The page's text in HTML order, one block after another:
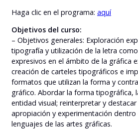
Haga clic en el programa: aquí
Objetivos del curso:
– Objetivos generales: Exploración
tipografía y utilización de la letra
expresivos en el ámbito de la gráfica
creación de carteles tipográficos e
formatos que utilizan la forma y
gráfico. Abordar la forma tipográfica,
entidad visual; reinterpretar y
apropiación y experimentación
lenguajes de las artes gráficas.